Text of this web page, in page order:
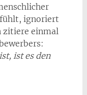
fühlt, ignoriert
zitiere einmal
ist es den